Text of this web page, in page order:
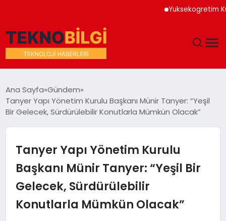
Yuksekogretim
DÜNYA
EKONOMI
MAGAZIN
Ana Sayfa Gündem
Tanyer Yapı Yönetim Kurulu Başkanı Münir Tanyer: “Yeşil
Bir Gelecek, Sürdürülebilir Konutlarla Mümkün Olacak”
Tanyer Yapı Yönetim Kurulu
Başkanı Münir Tanyer: “Yeşil Bir
Gelecek, Sürdürülebilir
Konutlarla Mümkün Olacak”